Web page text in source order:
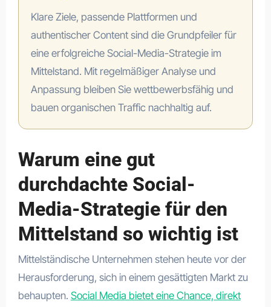
Klare Ziele, passende Plattformen und
authentischer Content sind die Grundpfeiler für
eine erfolgreiche Social-Media-Strategie im
Mittelstand. Mit regelmäßiger Analyse und
Anpassung bleiben Sie wettbewerbsfähig und
bauen organischen Traffic nachhaltig auf.
Warum eine gut
durchdachte Social-
Media-Strategie für den
Mittelstand so wichtig ist
Mittelständische Unternehmen stehen heute vor der
Herausforderung, sich in einem gesättigten Markt zu
behaupten. Social Media bietet eine Chance, direkt